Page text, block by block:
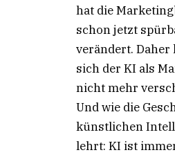
hat die
schon jetzt
verändert. Daher
sich der KI als
nicht mehr
Und wie die
künstlichen
lehrt: KI ist